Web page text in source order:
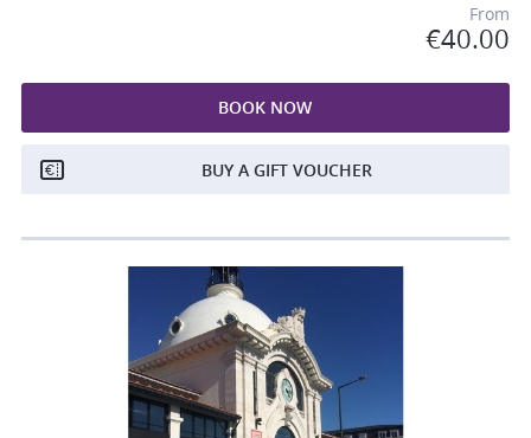
From
€40.00
BOOK NOW
BUY A GIFT VOUCHER